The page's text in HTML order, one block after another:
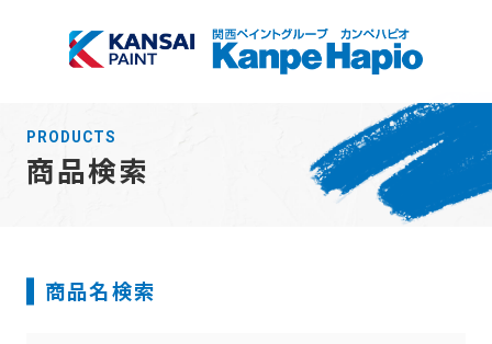
TOP
商品検索
PRODUCTS
商品検索
商品名検索